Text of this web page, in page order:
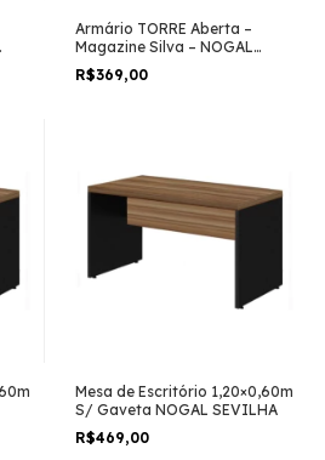
Armário TORRE Aberta –
Magazine Silva – NOGAL
SEVILHA / PRETO – 21432
R$369,00
Mesa de Escritório 1,20×0,60m
S/ Gaveta NOGAL SEVILHA
R$469,00